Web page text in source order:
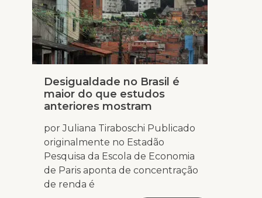
Desigualdade no Brasil é
maior do que estudos
anteriores mostram
por Juliana Tiraboschi Publicado
originalmente no Estadão
Pesquisa da Escola de Economia
de Paris aponta de concentração
de renda é